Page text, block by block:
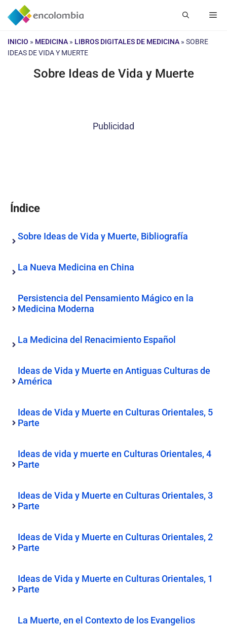
Saltar
INICIO » MEDICINA » LIBROS DIGITALES DE MEDICINA » SOBRE
IDEAS DE VIDA Y MUERTE
Sobre Ideas de Vida y Muerte
Publicidad
Índice
Sobre Ideas de Vida y Muerte, Bibliografía
La Nueva Medicina en China
Persistencia del Pensamiento Mágico en la
Medicina Moderna
La Medicina del Renacimiento Español
Ideas de Vida y Muerte en Antiguas Culturas de
América
Ideas de Vida y Muerte en Culturas Orientales, 5
Parte
Ideas de vida y muerte en Culturas Orientales, 4
Parte
Ideas de Vida y Muerte en Culturas Orientales, 3
Parte
Ideas de Vida y Muerte en Culturas Orientales, 2
Parte
Ideas de Vida y Muerte en Culturas Orientales, 1
Parte
La Muerte, en el Contexto de los Evangelios